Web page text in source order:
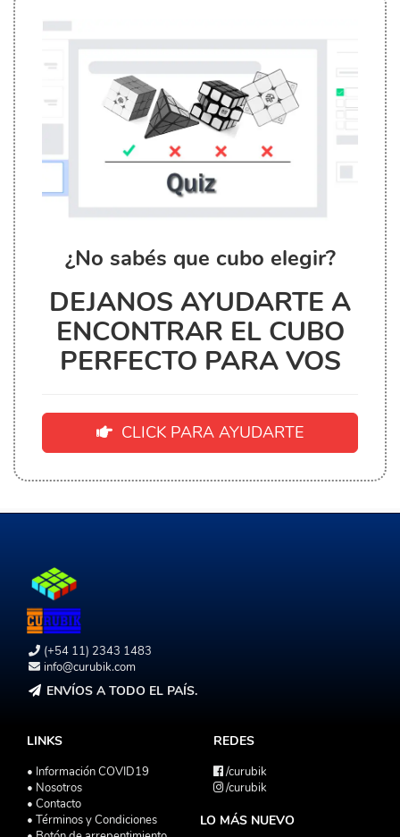
¿No sabés que cubo elegir?
DEJANOS AYUDARTE A
ENCONTRAR EL CUBO
PERFECTO PARA VOS
CLICK PARA AYUDARTE
(+54 11) 2343 1483
info@curubik.com
ENVÍOS A TODO EL PAÍS.
LINKS
• Información COVID19
• Nosotros
• Contacto
• Términos y Condiciones
REDES
/curubik
/curubik
LO MÁS NUEVO